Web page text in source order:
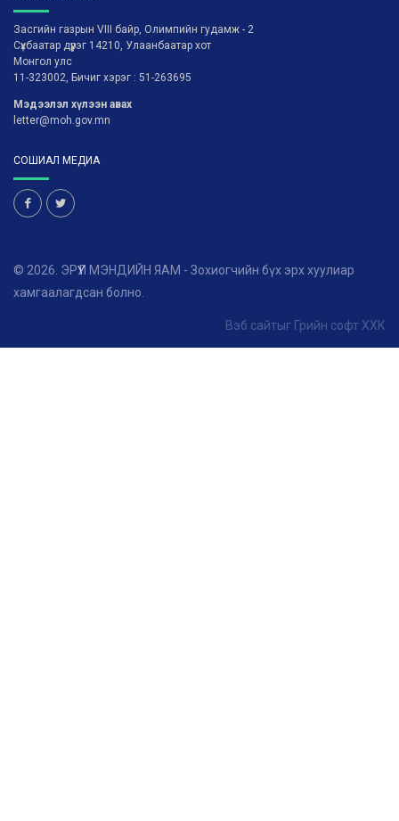
Засгийн газрын VIII байр, Олимпийн гудамж - 2
Сүхбаатар дүүрэг 14210, Улаанбаатар хот
Монгол улс
11-323002, Бичиг хэрэг : 51-263695
Мэдээлэл хүлээн авах
letter@moh.gov.mn
СОШИАЛ МЕДИА
© 2026. ЭРҮҮЛ МЭНДИЙН ЯАМ - Зохиогчийн бүх эрх хуулиар
хамгаалагдсан болно.
Вэб сайтыг Грийн софт ХХК